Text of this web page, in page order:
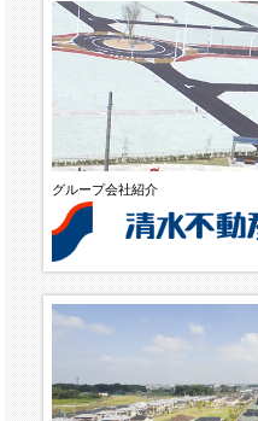
グループ会社紹介